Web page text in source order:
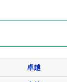
卓越